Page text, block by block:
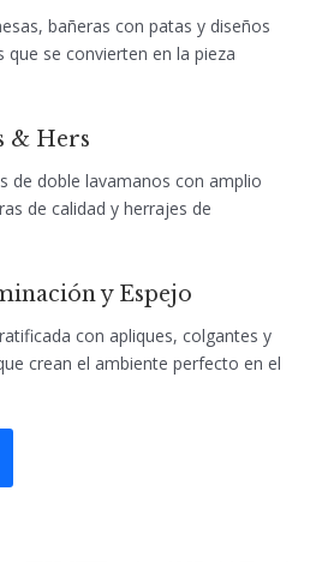
bañeras con patas y diseños
se convierten en la pieza
& Hers
de doble lavamanos con amplio
de calidad y herrajes de
y Espejo
con apliques, colgantes y
crean el ambiente perfecto en el